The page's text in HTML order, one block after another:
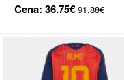
Rokav (+ hlače)
Cena: 36.75€ 91.88€